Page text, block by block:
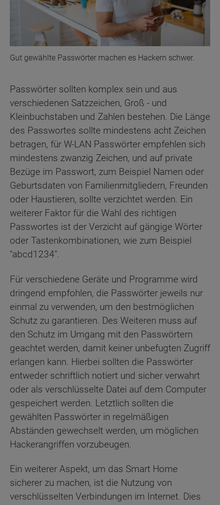
Gut gewählte Passwörter machen es Hackern schwer.
Passwörter sollten komplex sein und aus
verschiedenen Satzzeichen, Groß - und
Kleinbuchstaben und Zahlen bestehen. Die Länge
des Passwortes sollte mindestens acht Zeichen
betragen, für W-LAN Passwörter empfehlen sich
mindestens zwanzig Zeichen, und auf private
Bezüge im Passwort, zum Beispiel Namen oder
Geburtsdaten von Familienmitgliedern, Freunden
oder Haustieren, sollte verzichtet werden. Ein
weiterer Faktor für die Wahl des richtigen
Passwortes ist der Verzicht auf gängige Wörter
oder Tastenkombinationen, wie zum Beispiel
"abcd1234".
Für verschiedene Geräte und Programme wird
dringend empfohlen, die Passwörter jeweils nur
einmal zu verwenden, um den bestmöglichen
Schutz zu garantieren. Des Weiteren muss auf
den Schutz im Umgang mit den Passwörtern
geachtet werden, damit keiner unbefugten Zugriff
erlangen kann. Hierbei sollten die Passwörter
entweder schriftlich notiert und sicher verwahrt
oder als verschlüsselte Datei auf dem Computer
gespeichert werden. Letztlich sollten die
gewählten Passwörter in regelmäßigen
Abständen gewechselt werden, um möglichen
Hackerangriffen vorzubeugen.
Ein weiterer Aspekt, um das Smart Home
sicherer zu machen, ist die Nutzung von
verschlüsselten Verbindungen im Internet. Dies